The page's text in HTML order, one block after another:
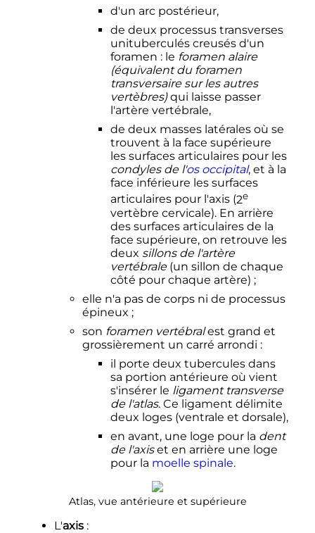
d'un arc postérieur,
de deux processus transverses
unituberculés creusés d'un
foramen : le foramen alaire
(équivalent du foramen
transversaire sur les autres
vertèbres)qui laisse passer
l'artère vertébrale,
de deux masses latérales où se
trouvent à la face supérieure
les surfaces articulaires pour les
condyles de l'os occipital, et à la
face inférieure les surfaces
articulaires pour l'axis (2e
vertèbre cervicale). En arrière
des surfaces articulaires de la
face supérieure, on retrouve les
deux sillons de l'artère
vertébrale(un sillon de chaque
côté pour chaque artère) ;
elle n'a pas de corps ni de processus
épineux ;
son foramen vertébralest grand et
grossièrement un carré arrondi :
il porte deux tubercules dans
sa portion antérieure où vient
s'insérer le ligament transverse
de l'atlas. Ce ligament délimite
deux loges (ventrale et dorsale),
en avant, une loge pour la dent
de l'axiset en arrière une loge
pour la moelle spinale.
Atlas, vue antérieure et supérieure
L'axis :